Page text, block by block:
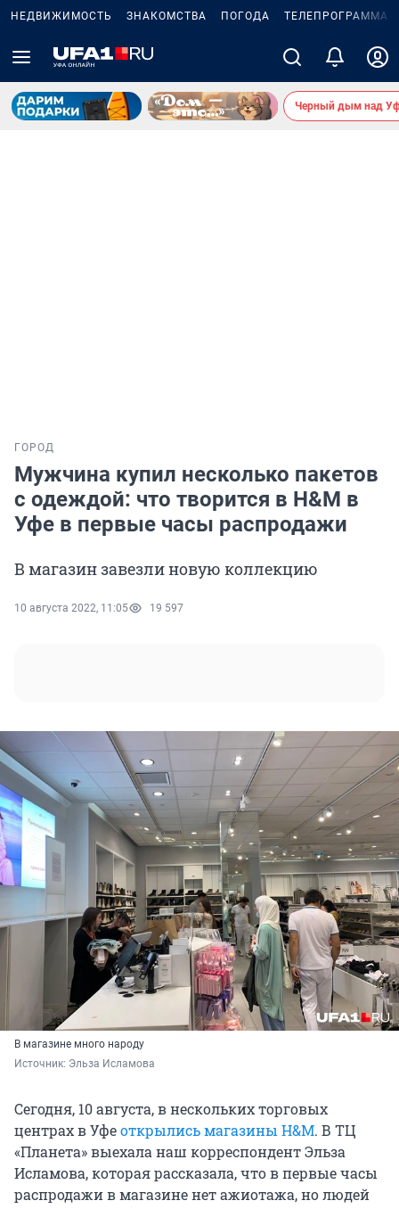
НЕДВИЖИМОСТЬ ЗНАКОМСТВА ПОГОДА ТЕЛЕПРОГРАММА
Черный дым над
ГОРОД
Мужчина купил несколько пакетов
с одеждой: что творится в H&M в
Уфе в первые часы распродажи
В магазин завезли новую коллекцию
10 августа 2022, 11:05 19 597
В магазине много народу
Источник: Эльза Исламова
Сегодня, 10 августа, в нескольких торговых
центрах в Уфеоткрылись магазины H&M. В ТЦ
«Планета» выехала наш корреспондент Эльза
Исламова, которая рассказала, что в первые часы
распродажи в магазине нет ажиотажа, но людей